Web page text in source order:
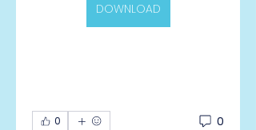
DOWNLOAD
0 0